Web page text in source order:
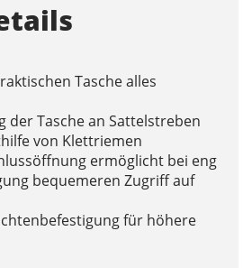
Tasche alles
der Tasche an Sattelstreben
von Klettriemen
ermöglicht bei eng
bequemeren Zugriff auf
für höhere